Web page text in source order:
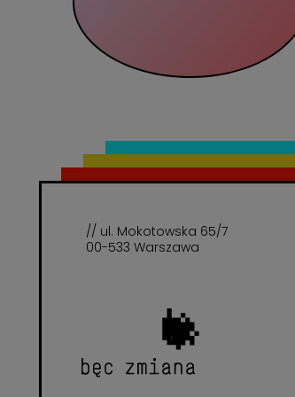
// ul. Mokotowska 65/7
00-533 Warszawa